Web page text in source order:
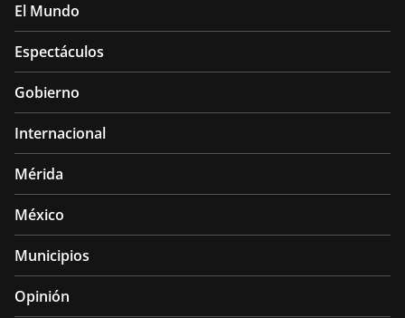
El Mundo
Espectáculos
Gobierno
Internacional
Mérida
México
Municipios
Opinión